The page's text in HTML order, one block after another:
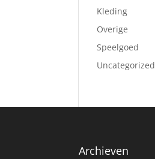
Kleding
Overige
Speelgoed
Uncategorized
Archieven